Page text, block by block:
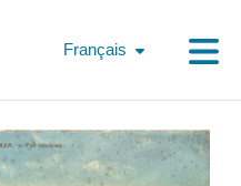
Français